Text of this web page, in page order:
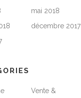
mai 2018
décembre 2017
Vente &